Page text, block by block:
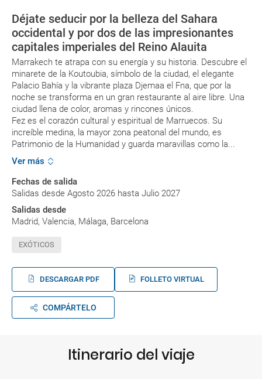
Déjate seducir por la belleza del Sahara
occidental y por dos de las impresionantes
capitales imperiales del Reino Alauita
Marrakech te atrapa con su energía y su historia. Descubre el
minarete de la Koutoubia, símbolo de la ciudad, el elegante
Palacio Bahía y la vibrante plaza Djemaa el Fna, que por la
noche se transforma en un gran restaurante al aire libre. Una
ciudad llena de color, aromas y rincones únicos.
Fez es el corazón cultural y espiritual de Marruecos. Su
increíble medina, la mayor zona peatonal del mundo, es
Patrimonio de la Humanidad y guarda maravillas como la...
Ver más
Fechas de salida
Salidas desde Agosto 2026 hasta Julio 2027
Salidas desde
Madrid, Valencia, Málaga, Barcelona
EXÓTICOS
DESCARGAR PDF FOLLETO VIRTUAL
COMPÁRTELO
Itinerario del viaje